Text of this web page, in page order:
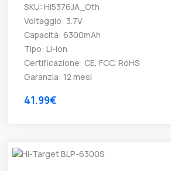
SKU: HI5376JA_Oth
Voltaggio: 3.7V
Capacità: 6300mAh
Tipo: Li-ion
Certificazione: CE, FCC, RoHS
Garanzia: 12 mesi
41.99€